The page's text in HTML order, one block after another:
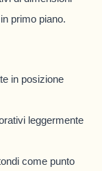
primo piano.
in posizione
leggermente
come punto